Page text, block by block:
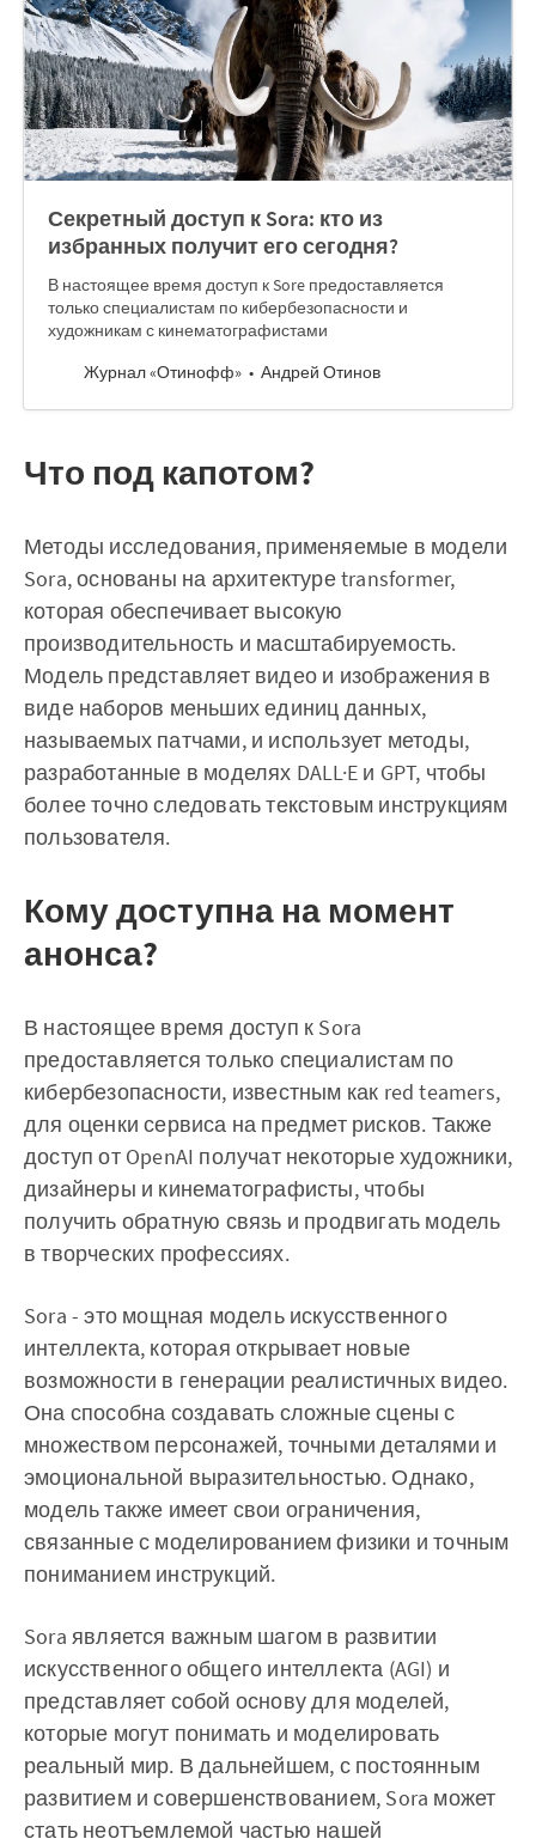
Секретный доступ к Sora: кто из
избранных получит его сегодня?
В настоящее время доступ к Sore предоставляется
только специалистам по кибербезопасности и
художникам с кинематографистами
Журнал «Отинофф»
Андрей Отинов
Что под капотом?
Методы исследования, применяемые в модели
Sora, основаны на архитектуре transformer,
которая обеспечивает высокую
производительность и масштабируемость.
Модель представляет видео и изображения в
виде наборов меньших единиц данных,
называемых патчами, и использует методы,
разработанные в моделях DALL·E и GPT, чтобы
более точно следовать текстовым инструкциям
пользователя.
Кому доступна на момент
анонса?
В настоящее время доступ к Sora
предоставляется только специалистам по
кибербезопасности, известным как red teamers,
для оценки сервиса на предмет рисков. Также
доступ от OpenAI получат некоторые художники,
дизайнеры и кинематографисты, чтобы
получить обратную связь и продвигать модель
в творческих профессиях.
Sora - это мощная модель искусственного
интеллекта, которая открывает новые
возможности в генерации реалистичных видео.
Она способна создавать сложные сцены с
множеством персонажей, точными деталями и
эмоциональной выразительностью. Однако,
модель также имеет свои ограничения,
связанные с моделированием физики и точным
пониманием инструкций.
Sora является важным шагом в развитии
искусственного общего интеллекта (AGI) и
представляет собой основу для моделей,
которые могут понимать и моделировать
реальный мир. В дальнейшем, с постоянным
развитием и совершенствованием, Sora может
стать неотъемлемой частью нашей